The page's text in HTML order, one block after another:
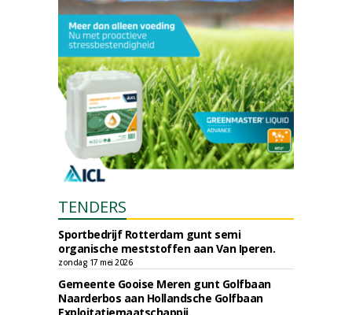
TENDERS
Sportbedrijf Rotterdam gunt semi
organische meststoffen aan Van Iperen.
zondag 17 mei 2026
Gemeente Gooise Meren gunt Golfbaan
Naarderbos aan Hollandsche Golfbaan